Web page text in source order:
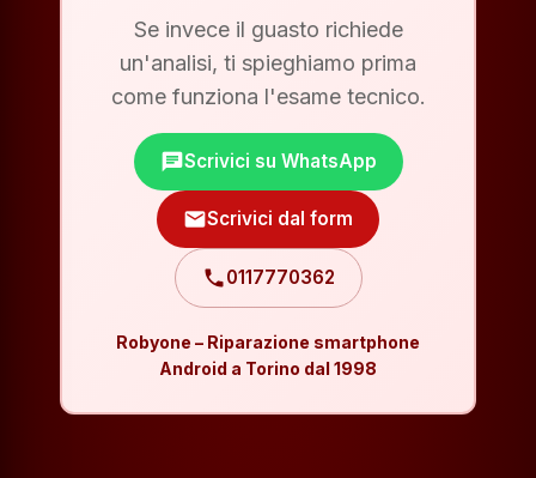
Se invece il guasto richiede
un'analisi, ti spieghiamo prima
come funziona l'esame tecnico.
chatScrivici su WhatsApp
mailScrivici dal form
phone0117770362
Robyone – Riparazione smartphone
Android a Torino dal 1998